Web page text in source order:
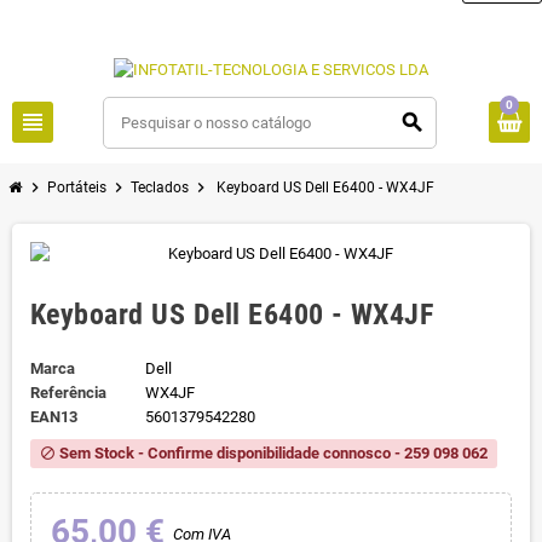
view_headline search
0
chevron_right Portáteis chevron_right Teclados chevron_right Keyboard US Dell E6400 - WX4JF
Keyboard US Dell E6400 - WX4JF
Marca
Dell
Referência
WX4JF
EAN13
5601379542280
block Sem Stock - Confirme disponibilidade connosco - 259 098 062
65,00 € Com IVA